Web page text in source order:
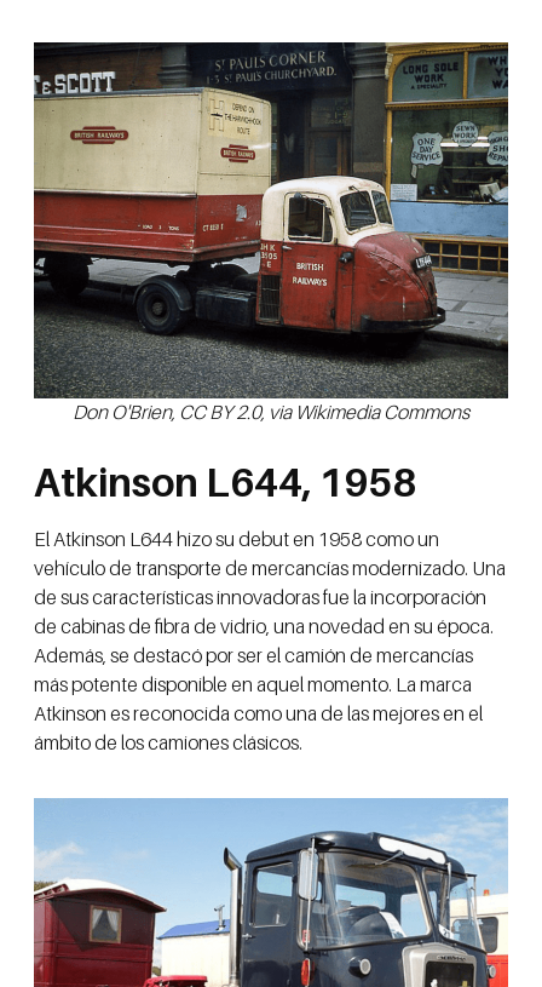
Don O'Brien, CC BY 2.0, via Wikimedia Commons
Atkinson L644, 1958
El Atkinson L644 hizo su debut en 1958 como un
vehículo de transporte de mercancías modernizado. Una
de sus características innovadoras fue la incorporación
de cabinas de fibra de vidrio, una novedad en su época.
Además, se destacó por ser el camión de mercancías
más potente disponible en aquel momento. La marca
Atkinson es reconocida como una de las mejores en el
ámbito de los camiones clásicos.